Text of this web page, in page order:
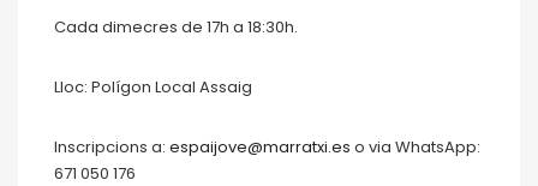
Cada dimecres de 17h a 18:30h.
Lloc: Polígon Local Assaig
Inscripcions a: espaijove@marratxi.es o via WhatsApp:
671 050 176